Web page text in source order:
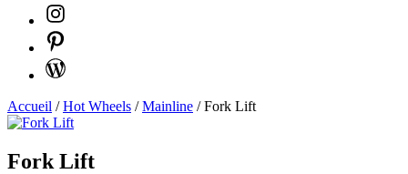
Instagram
Pinterest
WordPress
Accueil /Hot Wheels /Mainline / Fork Lift
Fork Lift